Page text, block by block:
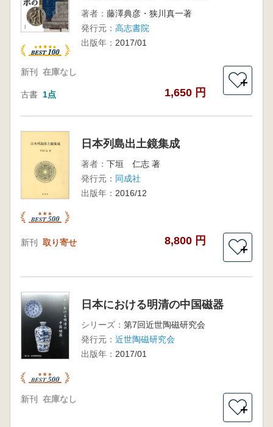
著者： 藤澤典彦・狭川真一著
発行元： 高志書院
出版年： 2017/01
新刊 在庫なし
古書 1点 1,650 円
＋
日本列島出土鏡集成
著者： 下垣 仁志 著
発行元： 同成社
出版年： 2016/12
新刊 取り寄せ 8,800 円
＋
日本における明清の中国磁器
シリーズ： 第7回近世陶磁研究会
発行元： 近世陶磁研究会
出版年： 2017/01
新刊 在庫なし
＋